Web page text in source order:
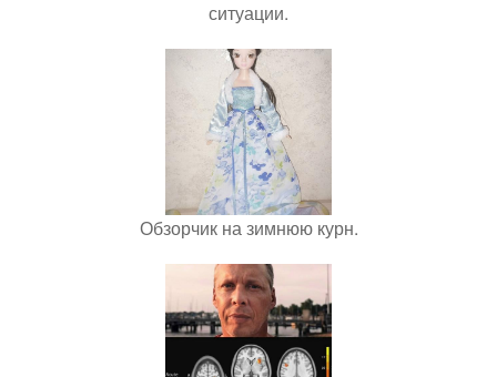
ситуации.
Обзорчик на зимнюю курн.